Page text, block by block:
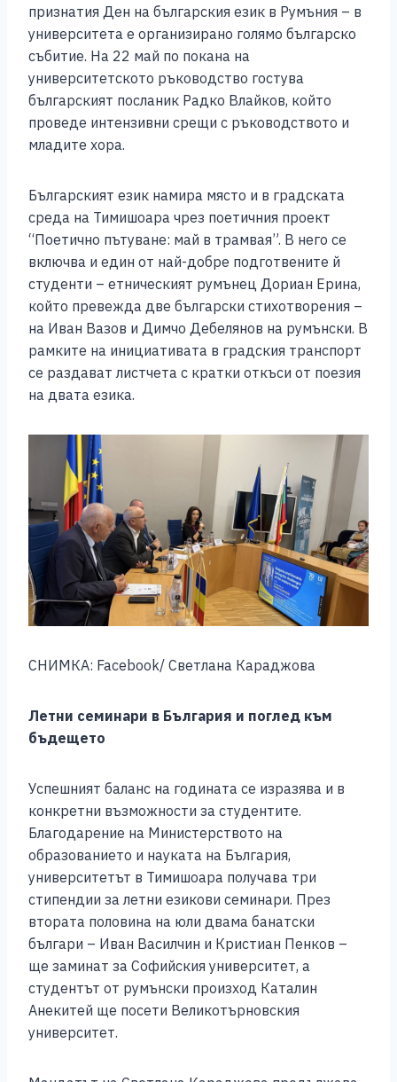
признатия Ден на българския език в Румъния – в
университета е организирано голямо българско
събитие. На 22 май по покана на
университетското ръководство гостува
българският посланик Радко Влайков, който
проведе интензивни срещи с ръководството и
младите хора.
Българският език намира място и в градската
среда на Тимишоара чрез поетичния проект
“Поетично пътуване: май в трамвая”. В него се
включва и един от най-добре подготвените й
студенти – етническият румънец Дориан Ерина,
който превежда две български стихотворения –
на Иван Вазов и Димчо Дебелянов на румънски. В
рамките на инициативата в градския транспорт
се раздават листчета с кратки откъси от поезия
на двата езика.
СНИМКА: Facebook/ Светлана Караджова
Летни семинари в България и поглед към
бъдещето
Успешният баланс на годината се изразява и в
конкретни възможности за студентите.
Благодарение на Министерството на
образованието и науката на България,
университетът в Тимишоара получава три
стипендии за летни езикови семинари. През
втората половина на юли двама банатски
българи – Иван Василчин и Кристиан Пенков –
ще заминат за Софийския университет, а
студентът от румънски произход Каталин
Анекитей ще посети Великотърновския
университет.